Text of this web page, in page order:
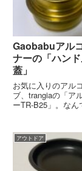
Gaobabuアル
ナーの「ハン
蓋」
お気に入りのアル
ブ、trangiaの「ア
ーTR-B25」。な
把手がついてない
き、熱いやろ。と
思いをするたびに
で、Gaobab...
アウトドア